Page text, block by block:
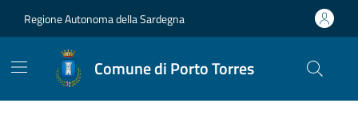
Regione Autonoma della Sardegna
Comune di Porto Torres